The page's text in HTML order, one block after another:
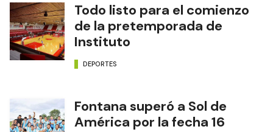
Todo listo para el comienzo
de la pretemporada de
Instituto
DEPORTES
Fontana superó a Sol de
América por la fecha 16